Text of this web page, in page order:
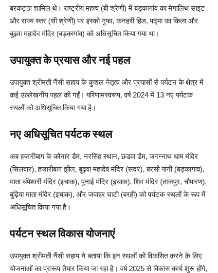
बरकट्ठा शामिल थे। राष्ट्रीय महत्व (बी श्रेणी) में बड़कागांव का मेगालिथ साइट
और राज्य स्तर (सी श्रेणी) पर इस्को गुफा, कनहरी हिल, पद्मा का किला और
बुढ़वा महादेव मंदिर (बड़कागांव) को अधिसूचित किया गया था।
उपायुक्त के प्रयास और नई पहल
उपायुक्त श्रीमती नैंसी सहाय के कुशल नेतृत्व और प्रयासों से पर्यटन के क्षेत्र में
कई उल्लेखनीय पहल की गईं। परिणामस्वरूप, वर्ष 2024 में 13 नए पर्यटक
स्थलों को अधिसूचित किया गया है।
नए अधिसूचित पर्यटक स्थल
अब हजारीबाग के कोनार डैम, नरसिंह स्थान, छडवा डैम, जगन्नाथ धाम मंदिर
(सिलवार), हजारीबाग झील, बुढ़वा महादेव मंदिर (सदर), बरसो पानी (बड़कागांव),
माता चंपेश्वरी मंदिर (इचाक), पुनाई मंदिर (इचाक), शिव मंदिर (ताजपुर, चौपारण),
बुढ़िया माता मंदिर (इचाक), और जवाहर घाटी (बरही) को पर्यटक स्थलों के रूप में
अधिसूचित किया गया है।
पर्यटन स्थल विकास योजनाएं
उपायुक्त श्रीमती नैंसी सहाय ने बताया कि इन स्थलों को विकसित करने के लिए
योजनाओं का प्रारूप तैयार किया जा रहा है। वर्ष 2025 से विकास कार्य शुरू होंगे,